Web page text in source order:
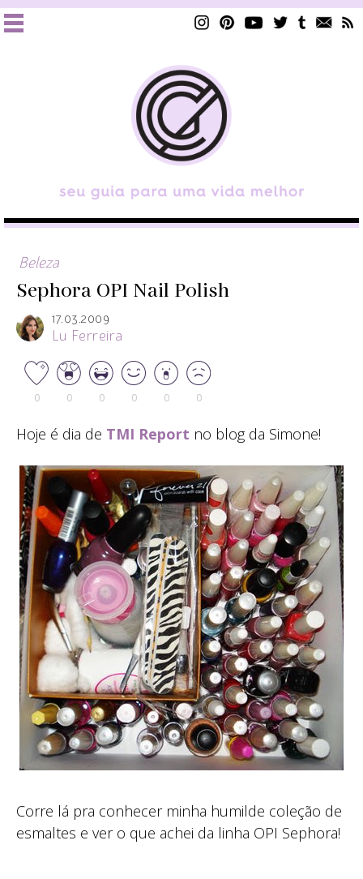
Beleza
Sephora OPI Nail Polish
17.03.2009
Lu Ferreira
0 0 0 0 0 0
Hoje é dia de TMI Report no blog da Simone!
Corre lá pra conhecer minha humilde coleção de
esmaltes e ver o que achei da linha OPI Sephora!